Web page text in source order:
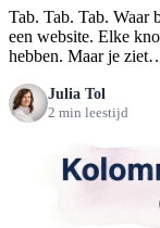
Tab. Tab. Tab. Waar
een website. Elke
hebben. Maar je
Julia Tol
2 min leestijd